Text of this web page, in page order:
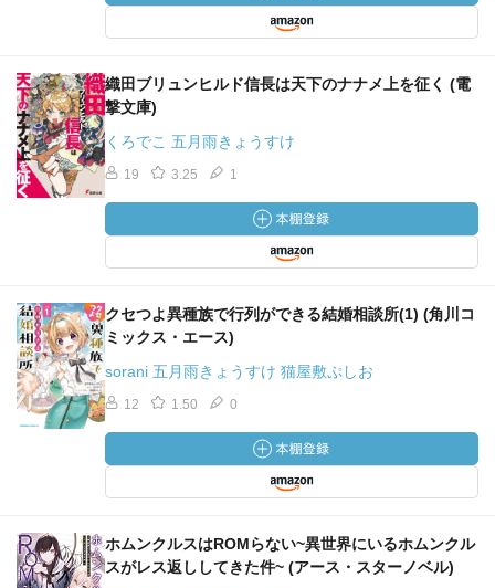
織田ブリュンヒルド信長は天下のナナメ上を征く (電
撃文庫)
くろでこ 五月雨きょうすけ
19 3.25 1
クセつよ異種族で行列ができる結婚相談所(1) (角川コ
ミックス・エース)
sorani 五月雨きょうすけ 猫屋敷ぷしお
12 1.50 0
ホムンクルスはROMらない~異世界にいるホムンクル
スがレス返ししてきた件~ (アース・スターノベル)